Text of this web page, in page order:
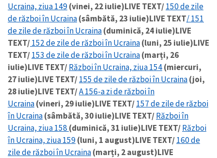
Ucraina, ziua 149(vinei, 22 iulie)LIVE TEXT/150 de zile
de război în Ucraina(sâmbătă, 23 iulie)LIVE TEXT/ 151
de zile de război în Ucraina(duminică, 24 iulie)LIVE
TEXT/152 de zile de război în Ucraina(luni, 25 iulie)LIVE
TEXT/153 de zile de război în Ucraina(marți, 26
iulie)LIVE TEXT/Război în Ucraina, ziua 154(miercuri,
27 iulie)LIVE TEXT/155 de zile de război în Ucraina(joi,
28 iulie)LIVE TEXT/A 156-a zi de război în
Ucraina(vineri, 29 iulie)LIVE TEXT/157 de zile de război
în Ucraina(sâmbătă, 30 iulie)LIVE TEXT/Război în
Ucraina, ziua 158 (duminică, 31 iulie)LIVE TEXT/Război
în Ucraina, ziua 159(luni, 1 august)LIVE TEXT/160 de
zile de război în Ucraina(marți, 2 august)LIVE